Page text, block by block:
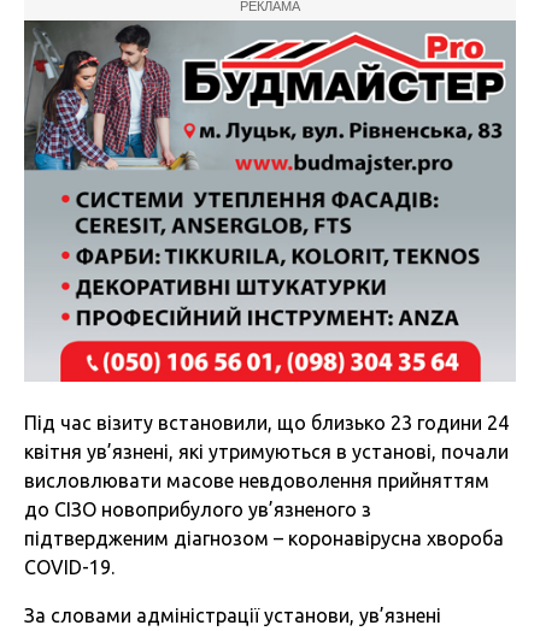
РЕКЛАМА
Під час візиту встановили, що близько 23 години 24
квітня ув’язнені, які утримуються в установі, почали
висловлювати масове невдоволення прийняттям
до СІЗО новоприбулого ув’язненого з
підтвердженим діагнозом – коронавірусна хвороба
COVID-19.
За словами адміністрації установи, ув’язнені